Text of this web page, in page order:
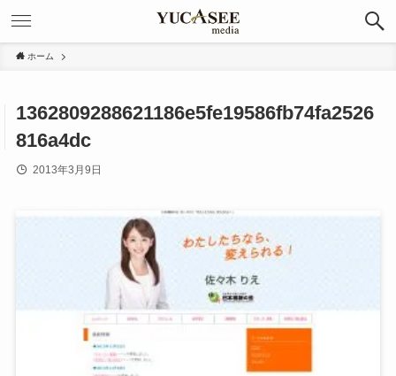
ホーム
1362809288621186e5fe19586fb74fa2526
816a4dc
2013年3月9日